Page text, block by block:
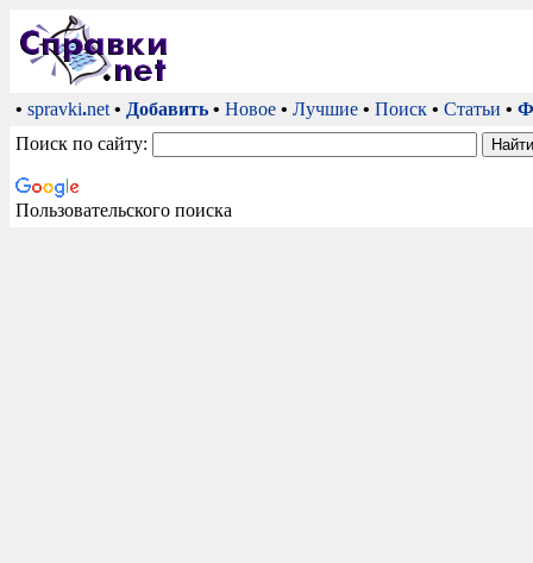
• spravki.net • Добавить • Новое • Лучшие • Поиск • Статьи •
Поиск по сайту:
Пользовательского поиска